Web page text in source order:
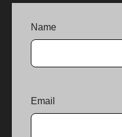
Name
Email